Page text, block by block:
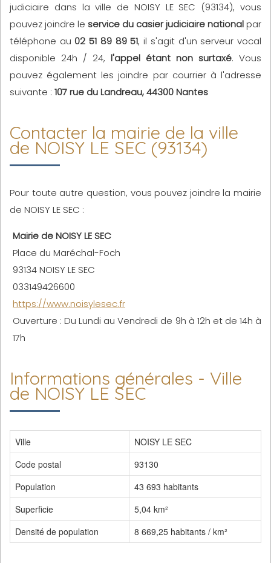
judiciaire dans la ville de NOISY LE SEC (93134), vous
pouvez joindre le service du casier judiciaire nationalpar
téléphone au 02 51 89 89 51, il s'agit d'un serveur vocal
disponible 24h / 24, l'appel étant non surtaxé. Vous
pouvez également les joindre par courrier à l'adresse
suivante : 107 rue du Landreau, 44300 Nantes
Contacter la mairie de la ville
de NOISY LE SEC (93134)
Pour toute autre question, vous pouvez joindre la mairie
de NOISY LE SEC :
Mairie de NOISY LE SEC
Place du Maréchal-Foch
93134 NOISY LE SEC
033149426600
https://www.noisylesec.fr
Ouverture : Du Lundi au Vendredi de 9h à 12h et de 14h à
17h
Informations générales - Ville
de NOISY LE SEC
Ville
NOISY LE SEC
Code postal
93130
Population
43 693 habitants
Superficie
5,04 km²
Densité de population
8 669,25 habitants / km²